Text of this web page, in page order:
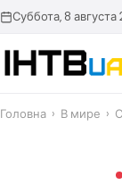
Суббота, 8 августа
Головна › В мире ›